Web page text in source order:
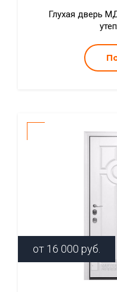
Глухая дверь
от 16 000 руб.